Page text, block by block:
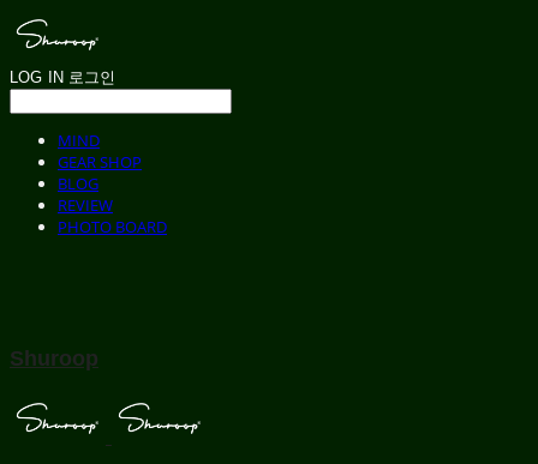
LOG IN 로그인
MIND
GEAR SHOP
BLOG
REVIEW
PHOTO BOARD
Shuroop